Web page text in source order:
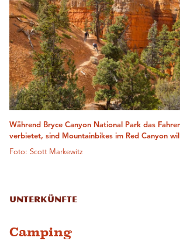
Während Bryce Canyon National Park das
verbietet, sind Mountainbikes im Red Canyon
Foto: Scott Markewitz
Unterkünfte
Camping